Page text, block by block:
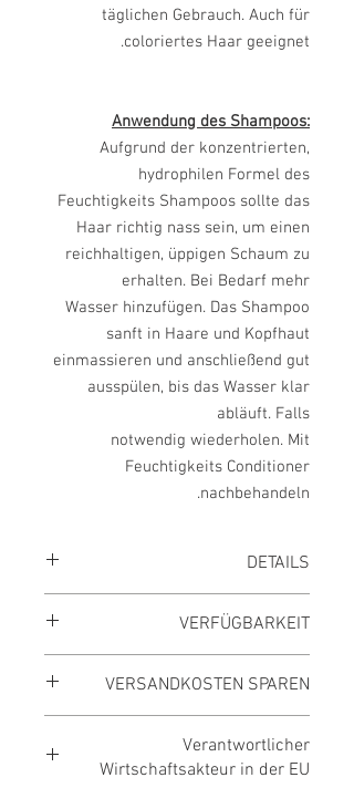
täglichen Gebrauch. Auch für
coloriertes Haar geeignet.
Anwendung des Shampoos:
Aufgrund der konzentrierten,
hydrophilen Formel des
Feuchtigkeits Shampoos sollte das
Haar richtig nass sein, um einen
reichhaltigen, üppigen Schaum zu
erhalten. Bei Bedarf mehr
Wasser hinzufügen. Das Shampoo
sanft in Haare und Kopfhaut
einmassieren und anschließend gut
ausspülen, bis das Wasser klar
abläuft. Falls
notwendig wiederholen. Mit
Feuchtigkeits Conditioner
nachbehandeln.
DETAILS
Sie sparen10 %
Preis inkl. MwSt., zzgl. Versand
100 ml = 9,12 €
VERFÜGBARKEIT
VERSANDKOSTEN SPAREN
Gesamtbestellwert
Verantwortlicher
Wirtschaftsakteur in der EU